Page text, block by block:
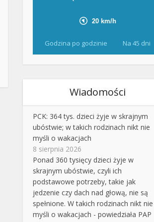
Godzina po godzinie Na 45 dni
Wiadomości
PCK: 364 tys. dzieci żyje w skrajnym
ubóstwie; w takich rodzinach nikt nie
myśli o wakacjach
8 sierpnia 2026
Ponad 360 tysięcy dzieci żyje w
skrajnym ubóstwie, czyli ich
podstawowe potrzeby, takie jak
jedzenie czy dach nad głową, nie są
spełnione. W takich rodzinach nikt nie
myśli o wakacjach - powiedziała PAP